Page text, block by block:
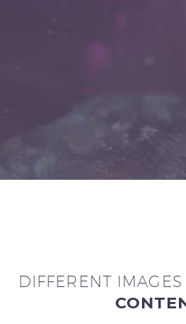
DIFFERENT IMAGES